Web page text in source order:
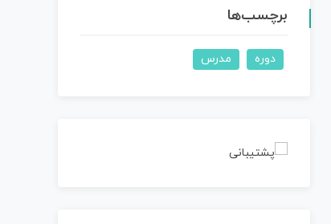
برچسب‌ها
دوره مدرس